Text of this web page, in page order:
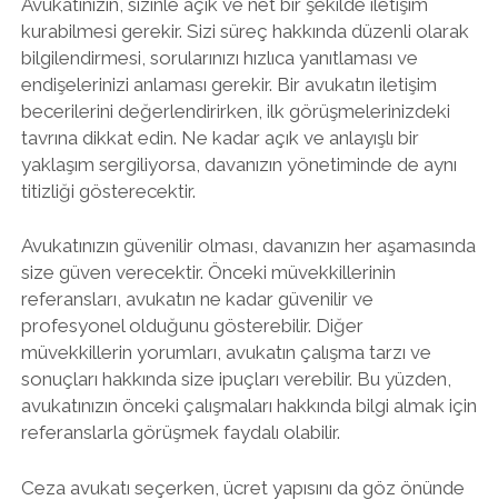
kurabilmesi gerekir. Sizi süreç hakkında düzenli olarak
bilgilendirmesi, sorularınızı hızlıca yanıtlaması ve
endişelerinizi anlaması gerekir. Bir avukatın iletişim
becerilerini değerlendirirken, ilk görüşmelerinizdeki
tavrına dikkat edin. Ne kadar açık ve anlayışlı bir
yaklaşım sergiliyorsa, davanızın yönetiminde de aynı
titizliği gösterecektir.
Avukatınızın güvenilir olması, davanızın her aşamasında
size güven verecektir. Önceki müvekkillerinin
referansları, avukatın ne kadar güvenilir ve
profesyonel olduğunu gösterebilir. Diğer
müvekkillerin yorumları, avukatın çalışma tarzı ve
sonuçları hakkında size ipuçları verebilir. Bu yüzden,
avukatınızın önceki çalışmaları hakkında bilgi almak için
referanslarla görüşmek faydalı olabilir.
Ceza avukatı seçerken, ücret yapısını da göz önünde